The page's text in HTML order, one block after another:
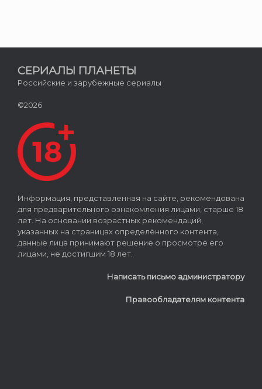
СЕРИАЛЫ ПЛАНЕТЫ
Российские и зарубежные сериалы
©2026
Информация, представленная на сайте, рекомендована
для предварительного ознакомления лицами, старше 18
лет. На основании возрастных рекомендаций,
указанных на страницах определённого контента,
данные лица принимают решение о просмотре его
лицами, не достигшим 18 лет.
Написать письмо администратору
Правообладателям контента